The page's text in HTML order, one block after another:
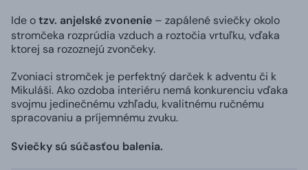
Ide otzv. anjelské zvonenie – zapálené sviečky okolo
stromčeka rozprúdia vzduch a roztočia vrtuľku, vďaka
ktorej sa rozoznejú zvončeky.
Zvoniaci stromček je perfektný darček k adventu či k
Mikuláši. Ako ozdoba interiéru nemá konkurenciu vďaka
svojmu jedinečnému vzhľadu, kvalitnému ručnému
spracovaniu a príjemnému zvuku.
Sviečky sú súčasťou balenia.